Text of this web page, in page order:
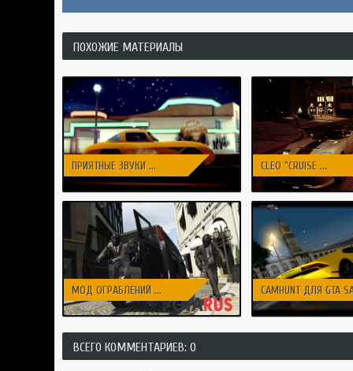
ПОХОЖИЕ МАТЕРИАЛЫ
ПРИЯТНЫЕ ЗВУКИ ... CLEO "CRUISE ...
МОД ОГРАБЛЕНИЙ ... CAMHUNT ДЛЯ GTA
ВСЕГО КОММЕНТАРИЕВ: 0